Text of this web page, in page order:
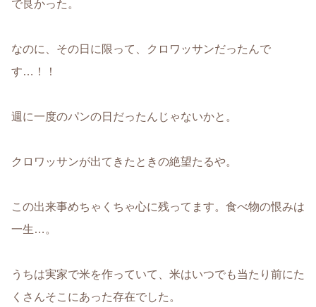
で良かった。
なのに、その日に限って、クロワッサンだったんで
す…！！
週に一度のパンの日だったんじゃないかと。
クロワッサンが出てきたときの絶望たるや。
この出来事めちゃくちゃ心に残ってます。食べ物の恨みは
一生…。
うちは実家で米を作っていて、米はいつでも当たり前にた
くさんそこにあった存在でした。